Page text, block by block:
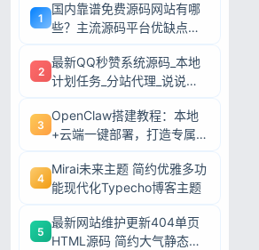
1
国内靠谱免费源码网站有哪
些？主流源码平台优缺点深
2
最新QQ秒赞系统源码_本地
计划任务_分站代理_说说赞
3
OpenClaw搭建教程：本地
+云端一键部署，打造专属AI
4
Mirai未来主题 简约优雅多功
能现代化Typecho博客主题
5
最新网站维护更新404单页
HTML源码 简约大气静态模